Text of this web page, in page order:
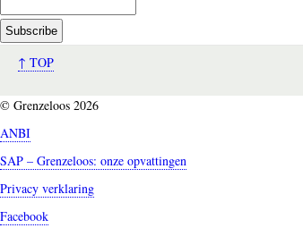
↑ TOP
© Grenzeloos 2026
ANBI
SAP – Grenzeloos: onze opvattingen
Privacy verklaring
Facebook